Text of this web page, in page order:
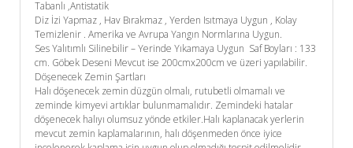
Tabanlı ,Antistatik
Diz İzi Yapmaz , Hav Bırakmaz , Yerden Isıtmaya Uygun , Kolay
Temizlenir . Amerika ve Avrupa Yangın Normlarına Uygun.
Ses Yalıtımlı Silinebilir – Yerinde Yıkamaya Uygun Saf Boyları : 133
cm. Göbek Deseni Mevcut ise 200cmx200cm ve üzeri yapılabilir.
Döşenecek Zemin Şartları
Halı döşenecek zemin düzgün olmalı, rutubetli olmamalı ve
zeminde kimyevi artıklar bulunmamalıdır. Zemindeki hatalar
döşenecek halıyı olumsuz yönde etkiler.Halı kaplanacak yerlerin
mevcut zemin kaplamalarının, halı döşenmeden önce iyice